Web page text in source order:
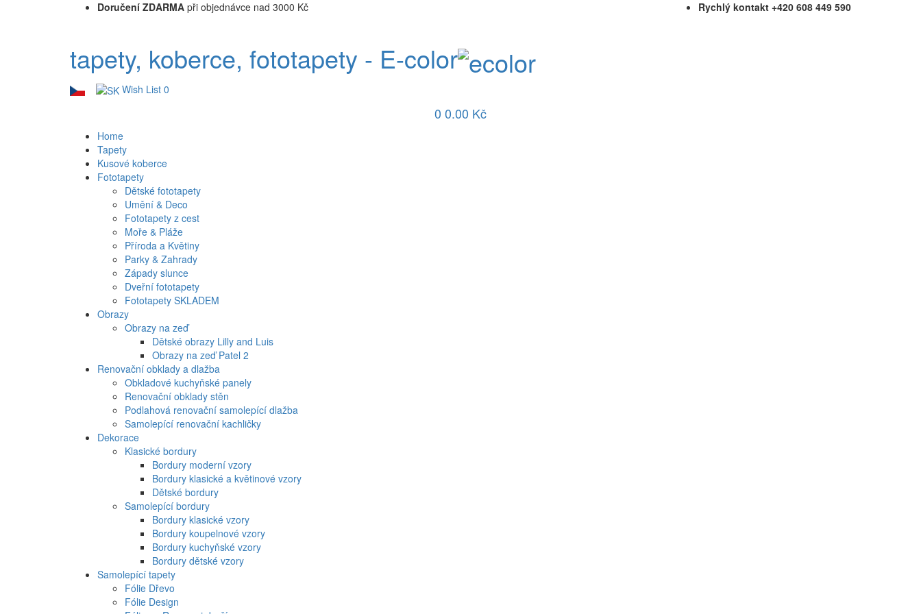
Doručení ZDARMA při objednávce nad 3000 Kč Rychlý kontakt +420 608 449 590
tapety, koberce, fototapety - E-color
Wish List 0
0 0.00 Kč
Home
Tapety
Kusové koberce
Fototapety
Dětské fototapety
Umění & Deco
Fototapety z cest
Moře & Pláže
Příroda a Květiny
Parky & Zahrady
Západy slunce
Dveřní fototapety
Fototapety SKLADEM
Obrazy
Obrazy na zeď
Dětské obrazy Lilly and Luis
Obrazy na zeď Patel 2
Renovační obklady a dlažba
Obkladové kuchyňské panely
Renovační obklady stěn
Podlahová renovační samolepící dlažba
Samolepící renovační kachličky
Dekorace
Klasické bordury
Bordury moderní vzory
Bordury klasické a květinové vzory
Dětské bordury
Samolepící bordury
Bordury klasické vzory
Bordury koupelnové vzory
Bordury kuchyňské vzory
Bordury dětské vzory
Samolepící tapety
Fólie Dřevo
Fólie Design